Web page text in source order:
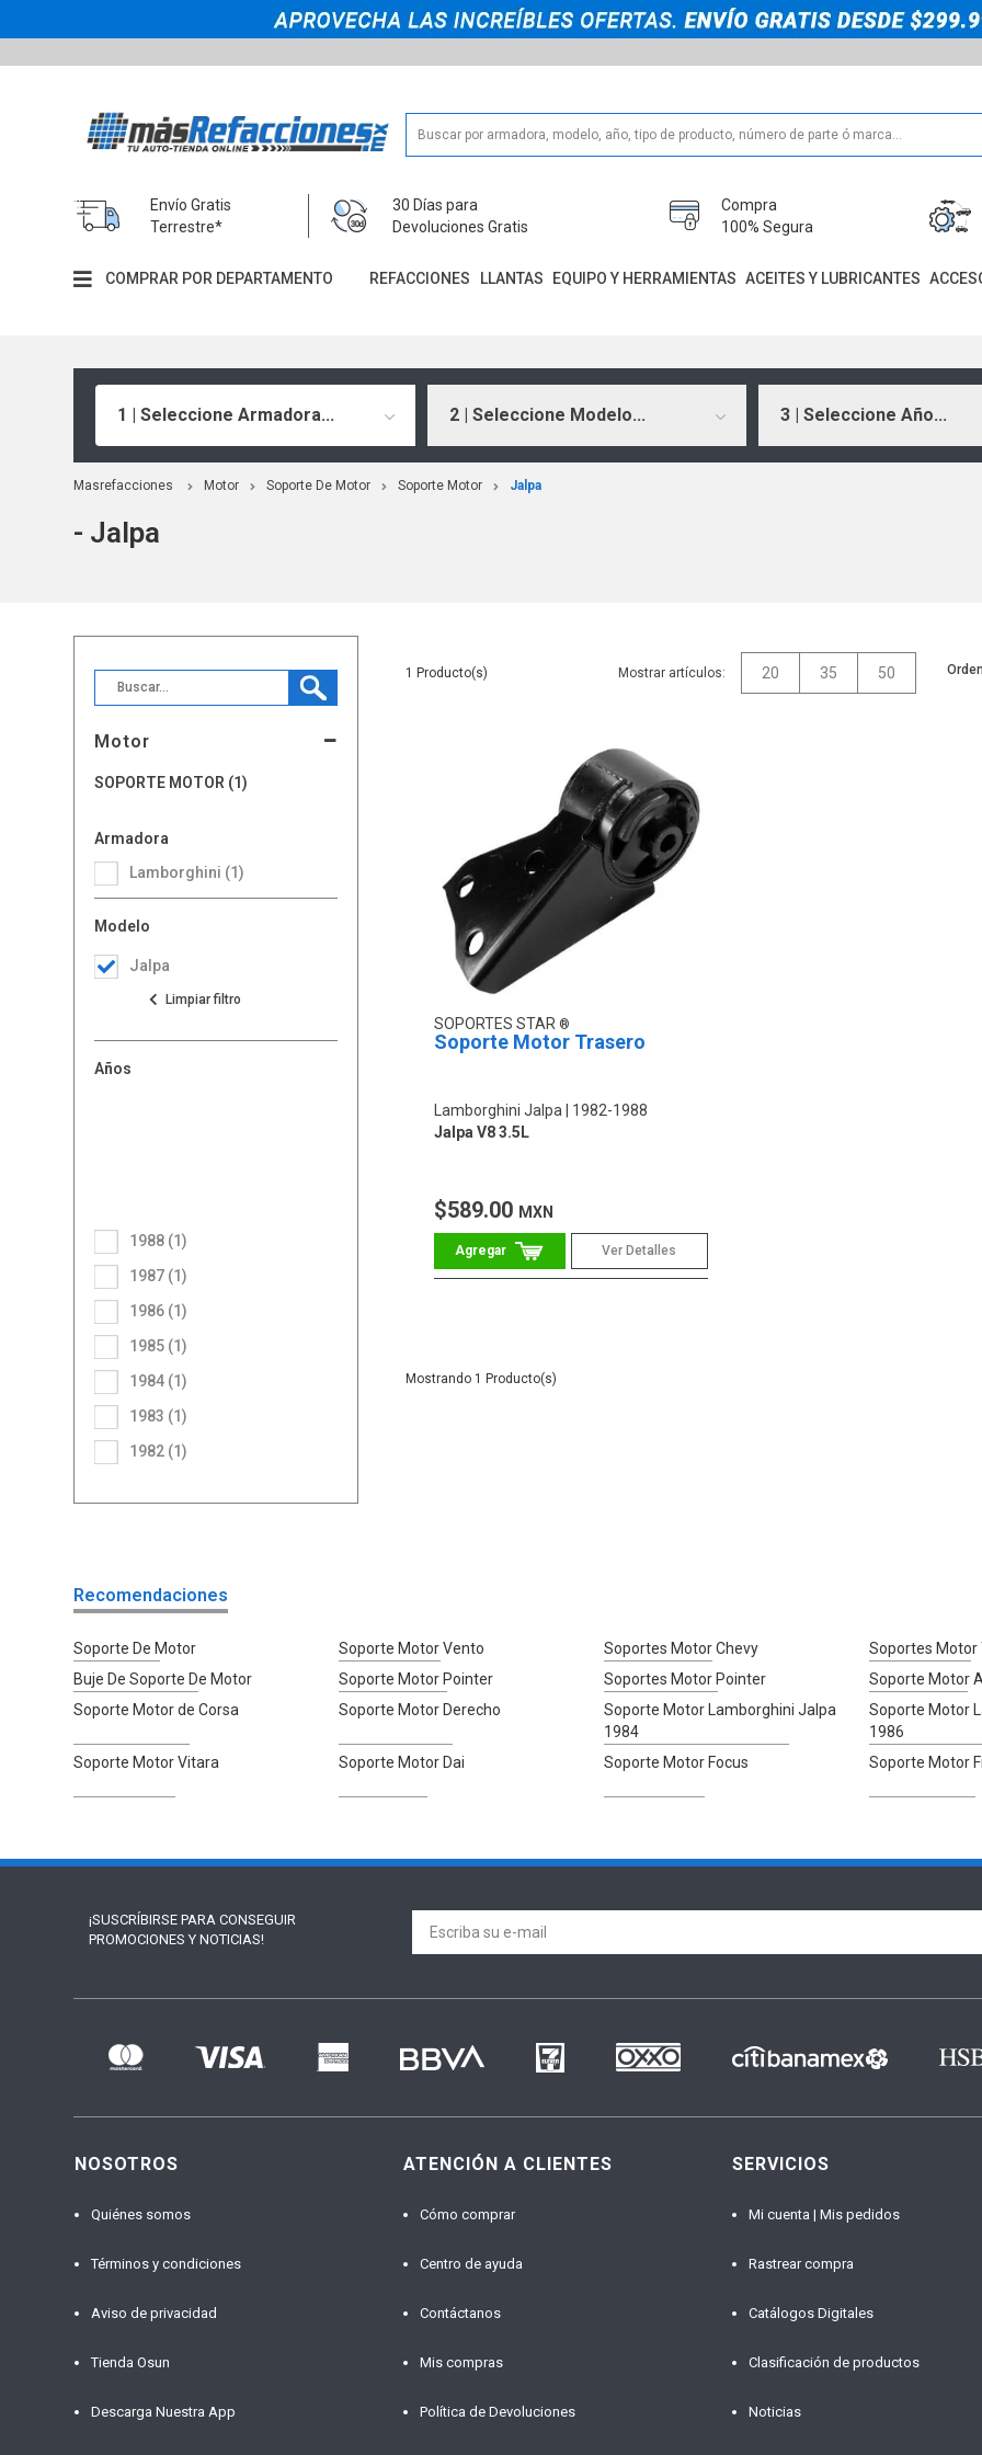
Envío Gratis
Terrestre*
30 Días para
Devoluciones Gratis
Compra
100% Segura
COMPRAR POR DEPARTAMENTO REFACCIONES LLANTAS EQUIPO Y HERRAMIENTAS ACEITES Y LUBRICANTES
1 | Seleccione Armadora... 2 | Seleccione Modelo... 3 | Seleccione Año...
Masrefacciones Motor Soporte De Motor Soporte Motor Jalpa
- Jalpa
Motor
SOPORTE MOTOR (1)
Armadora
Lamborghini (1)
Modelo
Jalpa
Años
1982 (1)
1983 (1)
1984 (1)
1985 (1)
1986 (1)
1987 (1)
1988 (1)
1 Mostrar artículos: 20 35 50
SOPORTES STAR
Soporte Motor Trasero
Lamborghini Jalpa
1982-1988
Jalpa V8 3.5L
$589.00 MXN
Ver Detalles
1
Recomendaciones
Soporte De Motor Soporte Motor Vento Soportes Motor Chevy Soportes Motor
Buje De Soporte De Motor
Soporte Motor Pointer Soportes Motor Pointer Soporte Motor
Soporte Motor de Corsa
Soporte Motor Derecho
Soporte Motor Lamborghini Jalpa
1984
Soporte Motor
1986
Soporte Motor Vitara
Soporte Motor Dai Soporte Motor Focus Soporte Motor
¡SUSCRÍBIRSE PARA CONSEGUIR
PROMOCIONES Y NOTICIAS!
NOSOTROS
Quiénes somos
Términos y condiciones
Aviso de privacidad
Tienda Osun
Descarga Nuestra App
ATENCIÓN A CLIENTES
Cómo comprar
Centro de ayuda
Contáctanos
Mis compras
Política de Devoluciones
SERVICIOS
Mi cuenta | Mis pedidos
Rastrear compra
Catálogos Digitales
Clasificación de productos
Noticias